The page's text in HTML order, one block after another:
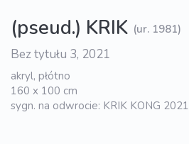
(pseud.) KRIK (ur. 1981)
Bez tytułu 3, 2021
akryl, płótno
160 x 100 cm
sygn. na odwrocie: KRIK KONG 2021